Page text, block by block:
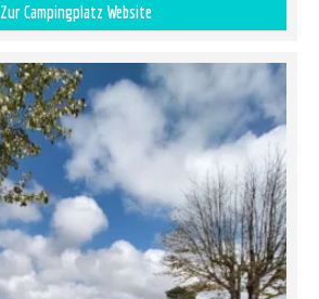
Zur Campingplatz Website